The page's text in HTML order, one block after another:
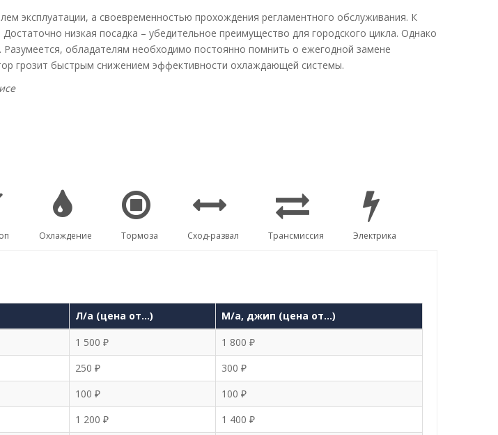
эксплуатации, а своевременностью прохождения регламентного обслуживания. К
низкая посадка – убедительное преимущество для городского цикла. Однако
обладателям необходимо постоянно помнить о ежегодной замене
грозит быстрым снижением эффективности охлаждающей системы.
Охлаждение Тормоза Сход-развал Трансмиссия Электрика
Л/а (цена от…)
М/а, джип (цена от…)
1 500 ₽
1 800 ₽
250 ₽
300 ₽
100 ₽
100 ₽
1 200 ₽
1 400 ₽